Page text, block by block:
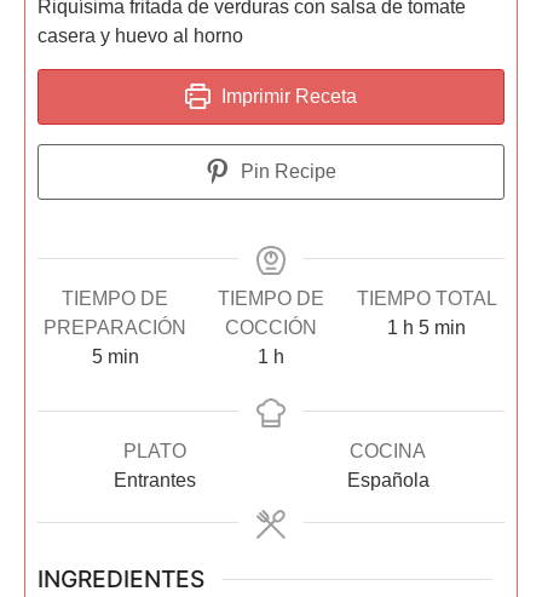
Riquísima fritada de verduras con salsa de tomate
casera y huevo al horno
Imprimir Receta
Pin Recipe
TIEMPO DE
PREPARACIÓN
5 min
TIEMPO DE
COCCIÓN
1 h
TIEMPO TOTAL
1 h 5 min
PLATO
Entrantes
COCINA
Española
INGREDIENTES